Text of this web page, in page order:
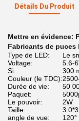
Détails Du Produit
Mettre en évidence:
Fabricants de puces
Type de LED:
Le
Voltage:
5.6-
Si:
300
Couleur (le TDC):
Durée de vie:
50
Paquet:
Le pouvoir:
2W
Taille:
angle de vue:
120°